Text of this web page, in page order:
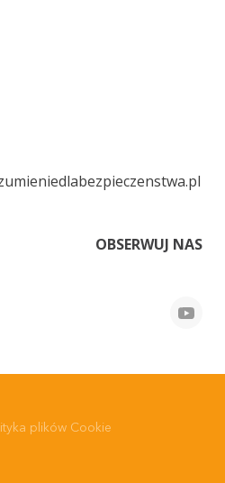
OBSERWUJ NAS
plików Cookie